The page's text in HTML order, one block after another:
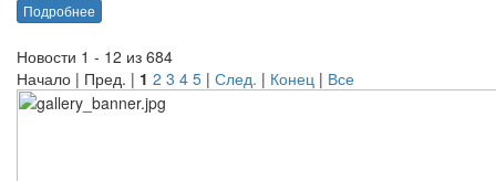
Подробнее
Новости 1 - 12 из 684
Начало | Пред. | 1 2 3 4 5 | След. | Конец | Все